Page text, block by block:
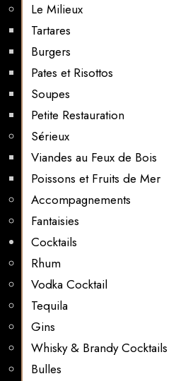
Le Milieux
Tartares
Burgers
Pates et Risottos
Soupes
Petite Restauration
Sérieux
Viandes au Feux de Bois
Poissons et Fruits de Mer
Accompagnements
Fantaisies
Cocktails
Rhum
Vodka Cocktail
Tequila
Gins
Whisky & Brandy Cocktails
Bulles